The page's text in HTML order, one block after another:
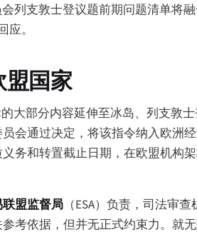
会列支敦士登议题前期问题清单将
。
国家
大部分内容延伸至冰岛、列支敦
会通过决定，将该指令纳入欧洲
务和转置截止日期，在欧盟机构
盟监督局 （ESA）负责，司法审
考依据，但并无正式约束力。就